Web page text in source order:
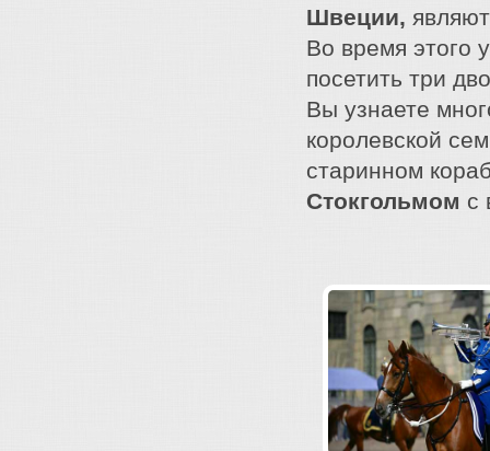
Швеции,
Во время этого
посетить три
Вы узнаете
королевской
старинном
Стокгольмом с